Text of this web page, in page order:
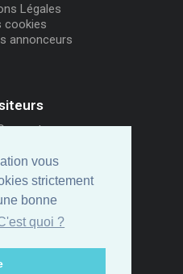
vous
strictement
bonne
quoi ?
Légales
cookies
annonceurs
ma page
privé
Propulsé par ID-Clic